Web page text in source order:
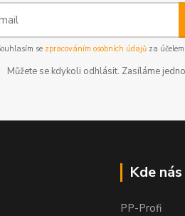
se zpracováním osobních údajůza
Můžete se kdykoli odhlásit. Zasíláme
Kde
PP-Profi